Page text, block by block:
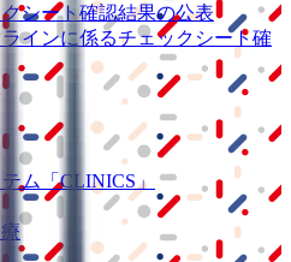
シート確認結果の公表
インに係るチェックシート確
ム
「CLINICS」